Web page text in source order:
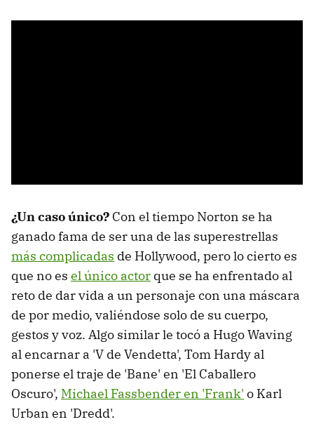
¿Un caso único? Con el tiempo Norton se ha
ganado fama de ser una de las superestrellas
más complicadas de Hollywood, pero lo cierto es
que no es el único actor que se ha enfrentado al
reto de dar vida a un personaje con una máscara
de por medio, valiéndose solo de su cuerpo,
gestos y voz. Algo similar le tocó a Hugo Waving
al encarnar a 'V de Vendetta', Tom Hardy al
ponerse el traje de 'Bane' en 'El Caballero
Oscuro', Michael Fassbender en 'Frank' o Karl
Urban en 'Dredd'.